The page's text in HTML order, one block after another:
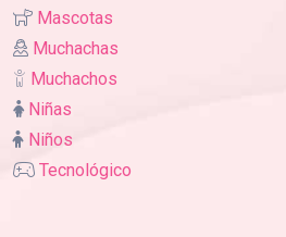
Mascotas
Muchachas
Muchachos
Niñas
Niños
Tecnológico